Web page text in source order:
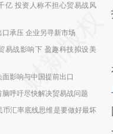
亿 投资人称不担心贸易战风
承压 企业另寻新市场
易战影响下 盈趣科技拟设美
影响与中国提前出口
脑呼吁尽快解决贸易战问题
币汇率底线思维是要做好最坏